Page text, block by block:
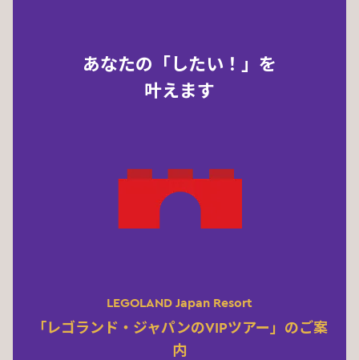
あなたの「したい！」を
叶えます
LEGOLAND Japan Resort
「レゴランド・ジャパンのVIPツアー」のご案
内